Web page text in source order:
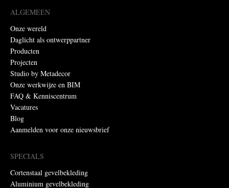
ALGEMEEN
Onze wereld
Daglicht als ontwerppartner
Producten
Projecten
Studio by Metadecor
Onze werkwijze en BIM
FAQ & Kenniscentrum
Vacatures
Blog
Aanmelden voor onze nieuwsbrief
SPECIALS
Cortenstaal gevelbekleding
Aluminium gevelbekleding